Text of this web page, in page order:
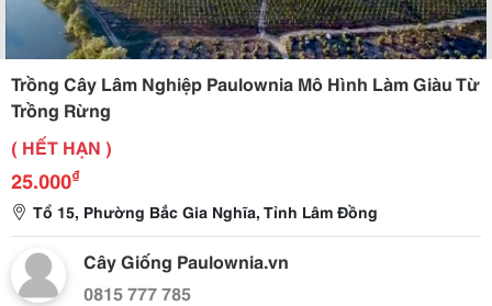
Trồng Cây Lâm Nghiệp Paulownia Mô Hình Làm Giàu Từ
Trồng Rừng
( HẾT HẠN )
25.000₫
Tổ 15, Phường Bắc Gia Nghĩa, Tỉnh Lâm Đồng
Cây Giống Paulownia.vn
0815 777 785